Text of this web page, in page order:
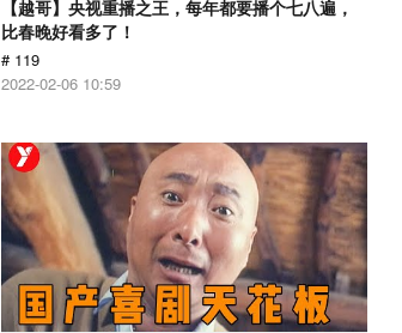
【越哥】央视重播之王，每年都要播个七八遍，
比春晚好看多了！
# 119
2022-02-06 10:59